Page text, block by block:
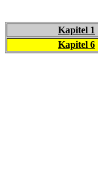
Kapitel 1
Kapitel 6